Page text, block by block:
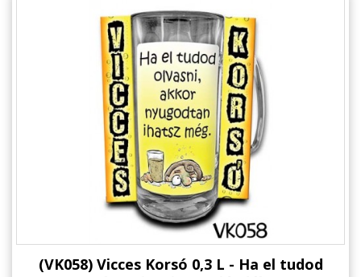
(VK058) Vicces Korsó 0,3 L - Ha el tudod